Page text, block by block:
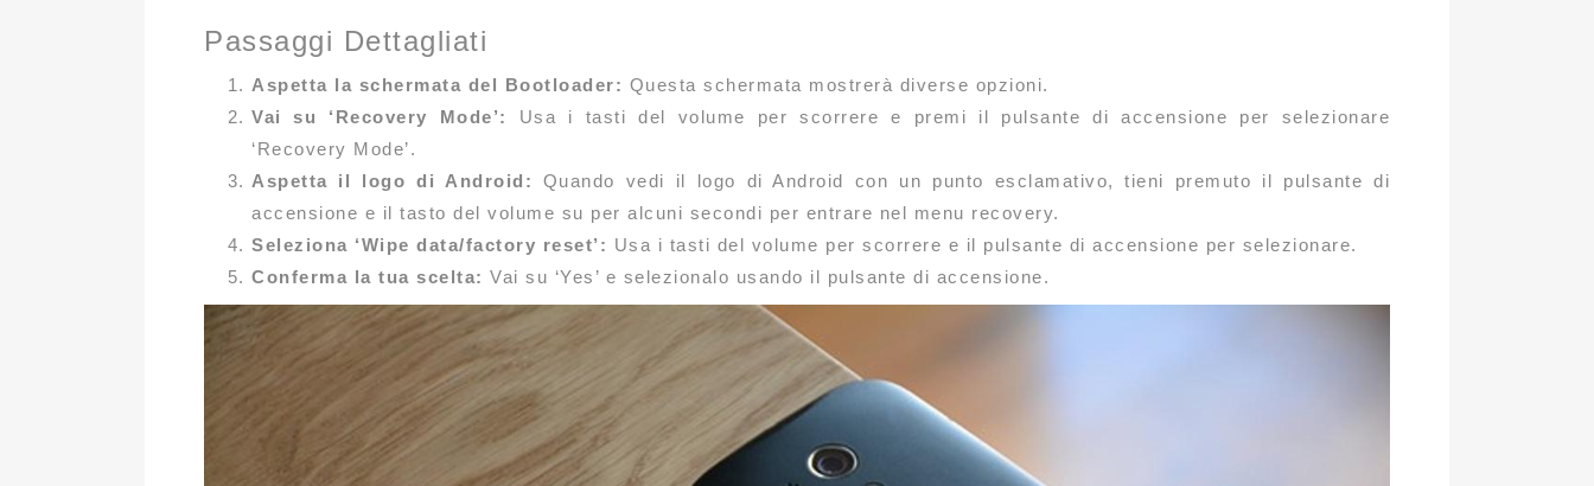
Passaggi Dettagliati
Aspetta la schermata del Bootloader: Questa schermata mostrerà diverse opzioni.
Vai su ‘Recovery Mode’:
Usa i tasti del volume per scorrere e premi il pulsante di accensione per selezionare
‘Recovery Mode’.
Aspetta il logo di Android:
Quando vedi il logo di Android con un punto esclamativo, tieni premuto il pulsante di
accensione e il tasto del volume su per alcuni secondi per entrare nel menu recovery.
Seleziona ‘Wipe data/factory reset’: Usa i tasti del volume per scorrere e il pulsante di accensione per selezionare.
Conferma la tua scelta: Vai su ‘Yes’ e selezionalo usando il pulsante di accensione.